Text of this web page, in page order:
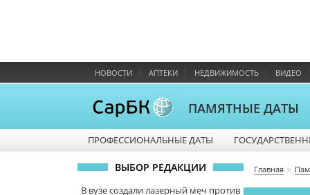
НОВОСТИ АПТЕКИ НЕДВИЖИМОСТЬ ВИДЕО
ПАМЯТНЫЕ ДАТЫ
ПРОФЕССИОНАЛЬНЫЕ ДАТЫ
ВЫБОР РЕДАКЦИИ
В вузе создали лазерный меч против
Главная